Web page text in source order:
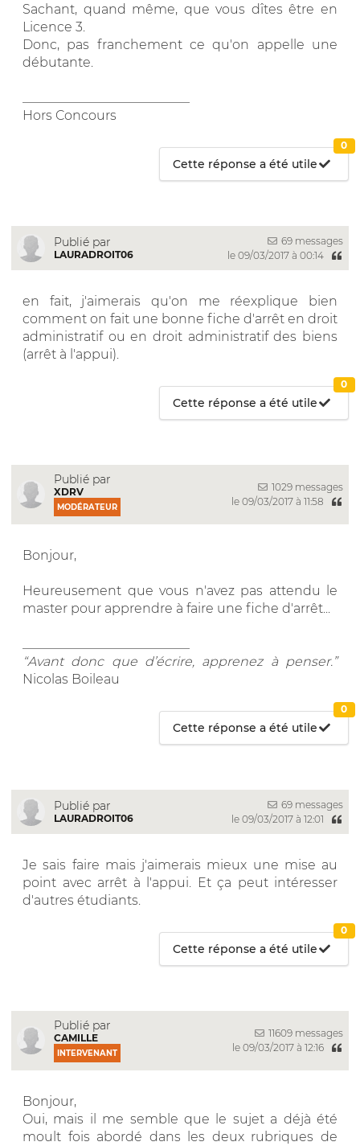
Sachant, quand même, que vous dîtes être en
Licence 3.
Donc, pas franchement ce qu'on appelle une
débutante.
Hors Concours
Cette réponse a été utile
0
Publié par
LAURADROIT06
69 messages
le 09/03/2017 à 00:14
en fait, j'aimerais qu'on me réexplique bien
comment on fait une bonne fiche d'arrêt en droit
administratif ou en droit administratif des biens
(arrêt à l'appui).
Cette réponse a été utile
0
Publié par
XDRV
MODÉRATEUR
1029 messages
le 09/03/2017 à 11:58
Bonjour,
Heureusement que vous n'avez pas attendu le
master pour apprendre à faire une fiche d'arrêt...
“Avant donc que d’écrire, apprenez à penser.”
Nicolas Boileau
Cette réponse a été utile
0
Publié par
LAURADROIT06
69 messages
le 09/03/2017 à 12:01
Je sais faire mais j'aimerais mieux une mise au
point avec arrêt à l'appui. Et ça peut intéresser
d'autres étudiants.
Cette réponse a été utile
0
Publié par
CAMILLE
INTERVENANT
11609 messages
le 09/03/2017 à 12:16
Bonjour,
Oui, mais il me semble que le sujet a déjà été
moult fois abordé dans les deux rubriques de